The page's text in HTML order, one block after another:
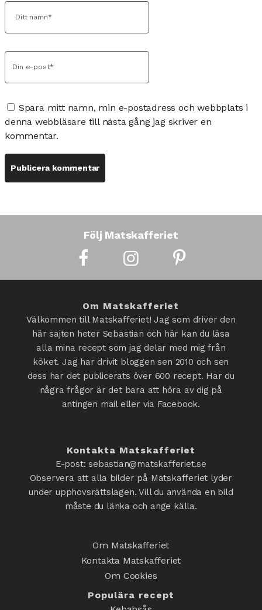
Spara mitt namn, min e-postadress och webbplats i
denna webbläsare till nästa gång jag skriver en
kommentar.
Följ Matskafferiet
Om Matskafferiet
Välkommen till Matskafferiet! Jag som driver den
här sajten heter Sebastian och här kan du läsa
alla mina recept som jag delar med mig från
köket. Jag har drivit bloggen sen 2010 och sen
dess har det publicerats över 600 recept. Har du
några frågor är det bara att höra av dig på
antingen mail eller via Facebook.
Kontakta Matskafferiet
E-post: sebastian@matskafferiet.se
Observera att alla bilder på Matskafferiet lyder
under upphovsrättslagen. Vill du använda en bild
måste du länka och ange källa.
Om Matskafferiet
Kontakta Matskafferiet
Om Cookies
Populära recept